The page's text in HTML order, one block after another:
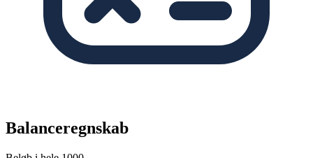
Balanceregnskab